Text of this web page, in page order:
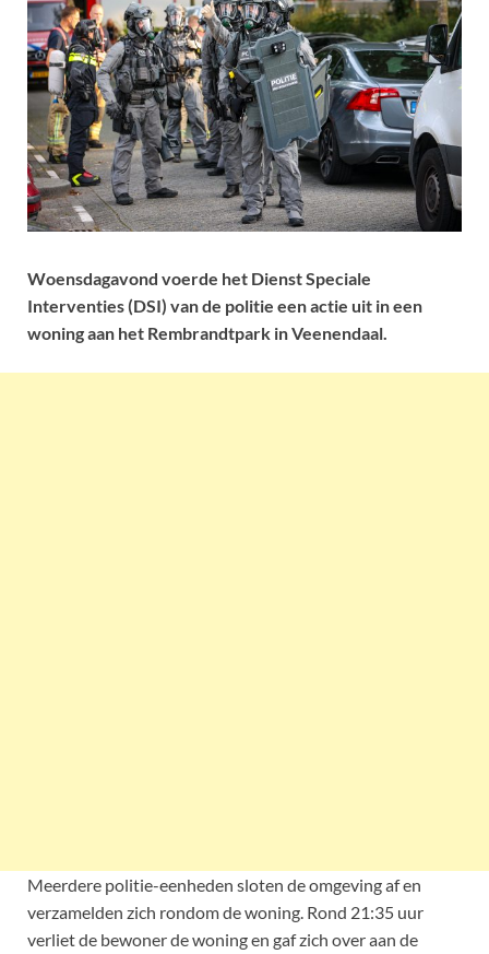
Woensdagavond voerde het Dienst Speciale
Interventies (DSI) van de politie een actie uit in een
woning aan het Rembrandtpark in Veenendaal.
Meerdere politie-eenheden sloten de omgeving af en
verzamelden zich rondom de woning. Rond 21:35 uur
verliet de bewoner de woning en gaf zich over aan de